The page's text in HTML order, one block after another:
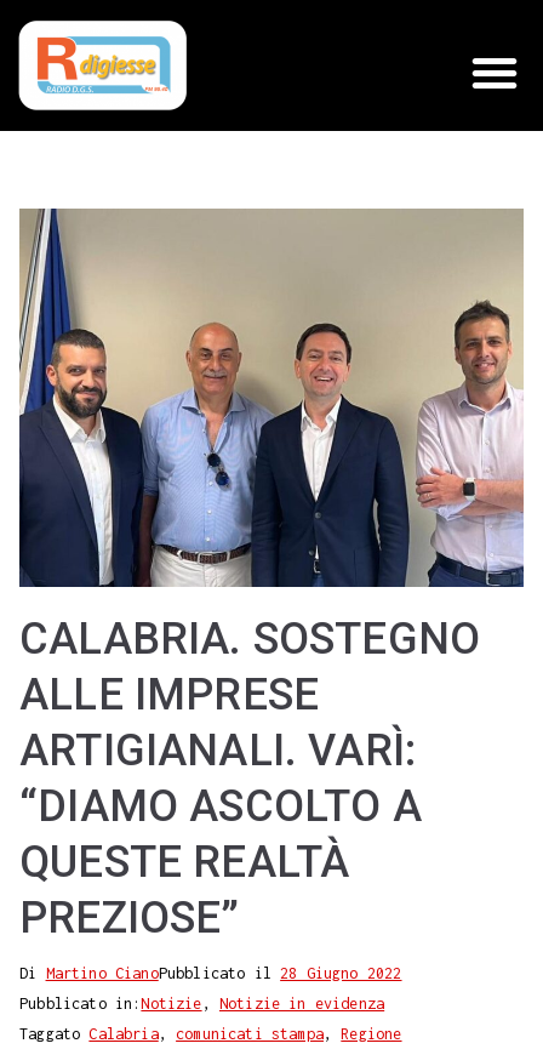
CALABRIA. SOSTEGNO
ALLE IMPRESE
ARTIGIANALI. VARÌ:
“DIAMO ASCOLTO A
QUESTE REALTÀ
PREZIOSE”
Di Martino CianoPubblicato il28 Giugno 2022
Pubblicato in:Notizie , Notizie in evidenza
TaggatoCalabria, comunicati stampa,Regione